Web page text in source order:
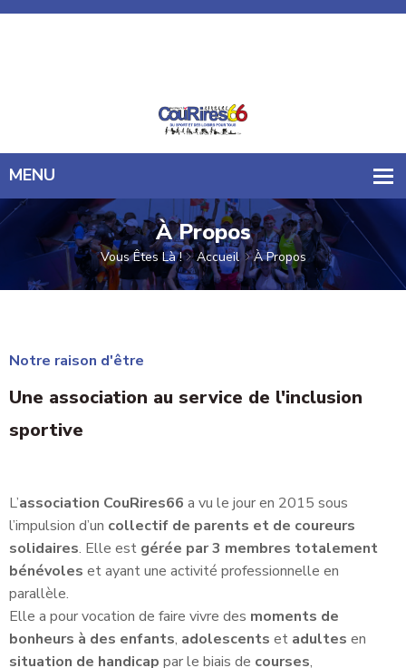
À Propos
Vous Êtes Là ! Accueil À Propos
Notre raison d'être
Une association au service de l'inclusion
sportive
L’association CouRires66 a vu le jour en 2015 sous
l’impulsion d’un collectif de parents et de coureurs
solidaires. Elle est gérée par 3 membres totalement
bénévoles et ayant une activité professionnelle en
parallèle.
Elle a pour vocation de faire vivre des moments de
bonheurs à des enfants, adolescents et adultes en
situation de handicap par le biais de courses,